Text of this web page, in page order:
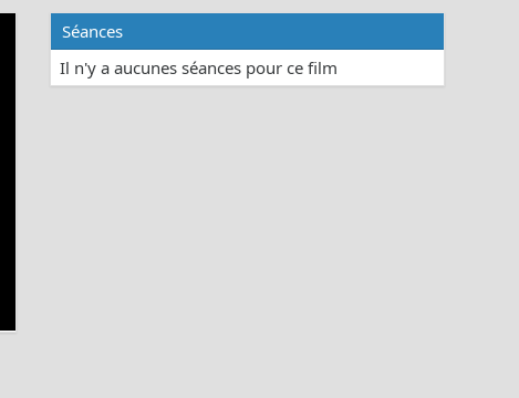
Séances
Il n'y a aucunes séances pour ce film